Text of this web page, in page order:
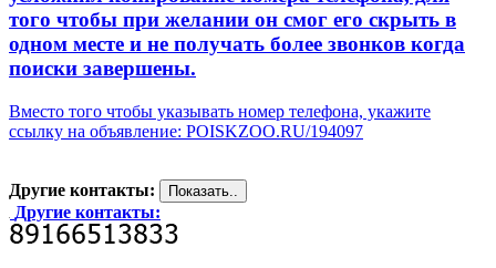
того чтобы при желании он смог его скрыть в
одном месте и не получать более звонков когда
поиски завершены.
Вместо того чтобы указывать номер телефона, укажите
ссылку на объявление: POISKZOO.RU/194097
Другие контакты:
Другие контакты: